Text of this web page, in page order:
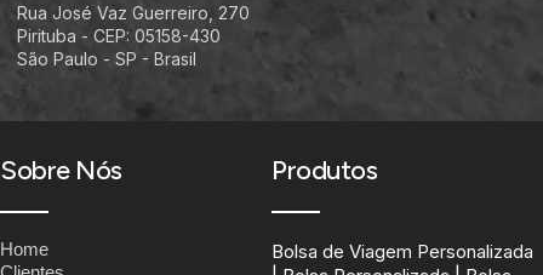
Rua José Vaz Guerreiro, 270
Pirituba - CEP: 05158-430
São Paulo - SP - Brasil
Sobre Nós
Home
Produtos
Bolsa de Viagem Personalizada